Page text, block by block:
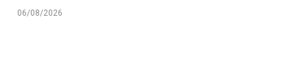
06/08/2026